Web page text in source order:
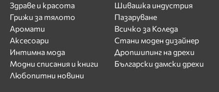
Здраве и красота
Грижи за тялото
Аромати
Аксесоари
Интимна мода
Модни списания и книги
Любопитни новини
Шивашка индустрия
Пазаруване
Всичко за Коледа
Стани моден дизайнер
Дропшипинг на дрехи
Български дамски дрехи